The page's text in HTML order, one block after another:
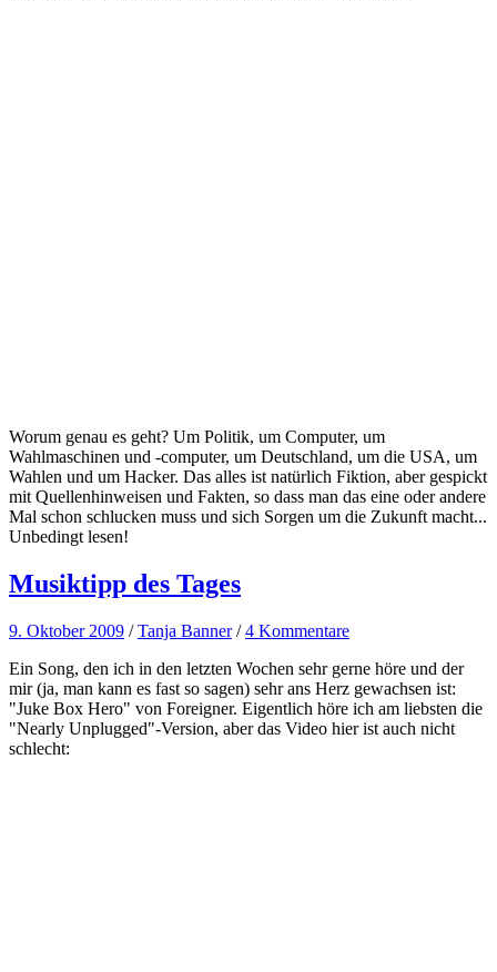
Worum genau es geht? Um Politik, um Computer, um
Wahlmaschinen und -computer, um Deutschland, um die USA, um
Wahlen und um Hacker. Das alles ist natürlich Fiktion, aber gespickt
mit Quellenhinweisen und Fakten, so dass man das eine oder andere
Mal schon schlucken muss und sich Sorgen um die Zukunft macht...
Unbedingt lesen!
Musiktipp des Tages
9. Oktober 2009 /Tanja Banner /4 Kommentare
Ein Song, den ich in den letzten Wochen sehr gerne höre und der
mir (ja, man kann es fast so sagen) sehr ans Herz gewachsen ist:
"Juke Box Hero" von Foreigner. Eigentlich höre ich am liebsten die
"Nearly Unplugged"-Version, aber das Video hier ist auch nicht
schlecht: